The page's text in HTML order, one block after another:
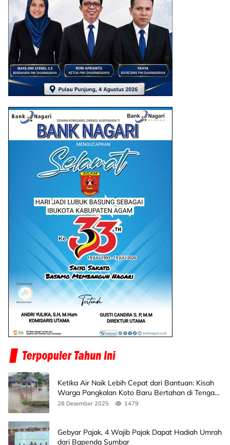
Ketika Air Naik Lebih Cepat dari Bantuan: Kisah
Warga Pangkalan Koto Baru Bertahan di Tengah
Banjir
28 Desember 2025 1479
Gebyar Pajak, 4 Wajib Pajak Dapat Hadiah Umrah
dari Bapenda Sumbar